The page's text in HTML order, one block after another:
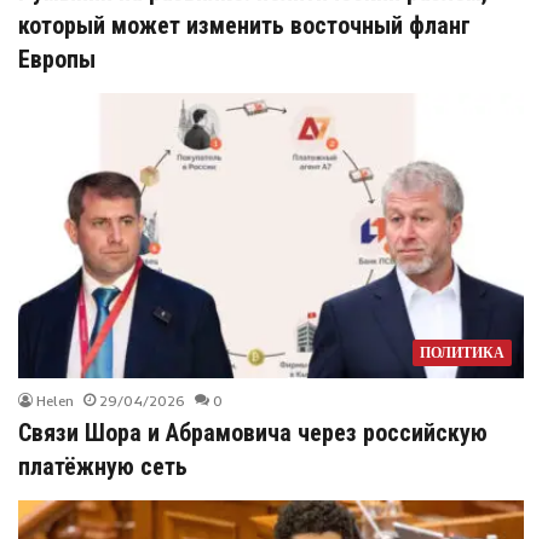
который может изменить восточный фланг
Европы
ПОЛИТИКА
Helen 29/04/2026 0
Cвязи Шора и Абрамовича через российскую
платёжную сеть